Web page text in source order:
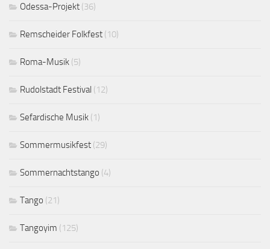
Odessa-Projekt (36)
Remscheider Folkfest (10)
Roma-Musik (5)
Rudolstadt Festival (12)
Sefardische Musik (1)
Sommermusikfest (29)
Sommernachtstango (4)
Tango (21)
Tangoyim (125)